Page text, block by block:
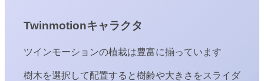
Twinmotionキャラクタ
ツインモーションの植栽は豊富に揃っています
樹木を選択して配置すると樹齢や大きさをスライダ